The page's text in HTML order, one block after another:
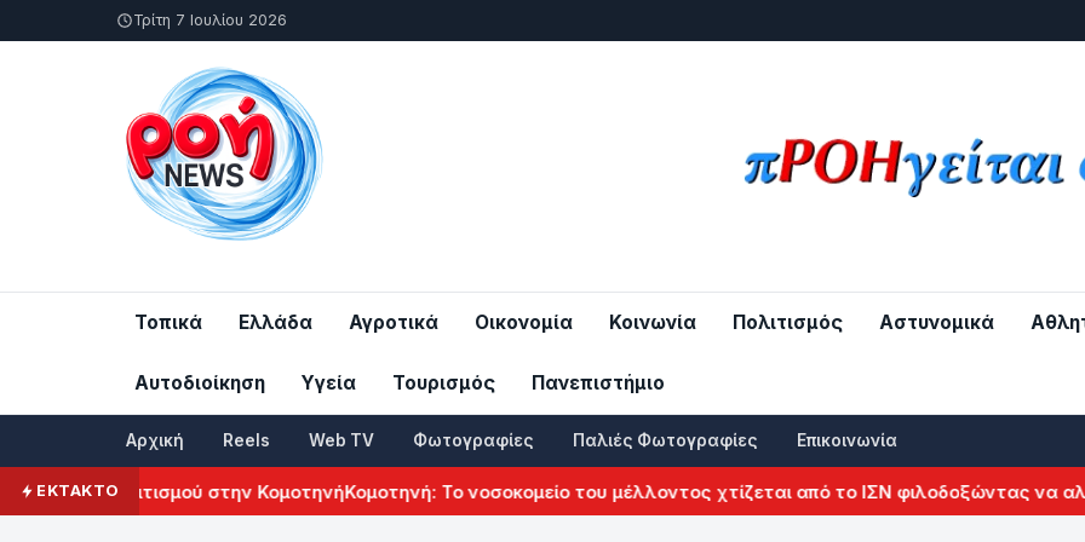
Τρίτη 7 Ιουλίου 2026
Τοπικά Ελλάδα Αγροτικά Οικονομία Κοινωνία Πολιτισμός Αστυνομικά
Αυτοδιοίκηση Υγεία Τουρισμός Πανεπιστήμιο
Αρχική Reels Web TV Φωτογραφίες Παλιές Φωτογραφίες Επικοινωνία
ΕΚΤΑΚΤΟ
Πολιτισμού στην ΚομοτηνήΚομοτηνή: Το νοσοκομείο του μέλλοντος χτίζεται από το ΙΣΝ φιλοδοξώντας να